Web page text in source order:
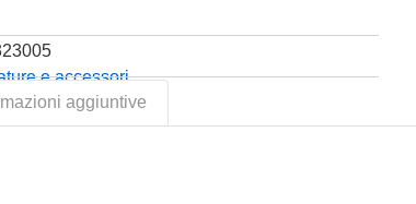
e accessori
aggiuntive